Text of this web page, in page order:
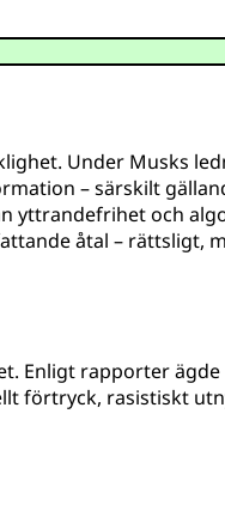
Under Musks
– särskilt
yttrandefrihet och
åtal – rättsligt,
Enligt rapporter ägde
förtryck, rasistiskt